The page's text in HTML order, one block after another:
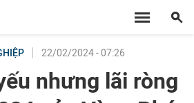
22/02/2024 - 07:26
nhưng lãi ròng